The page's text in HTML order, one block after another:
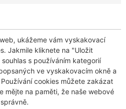
ukážeme vám vyskakovací
Jakmile kliknete na "Uložit
s používáním kategorií
ve vyskakovacím okně a
cookies můžete zakázat
mějte na paměti, že naše webové